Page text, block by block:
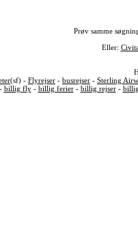
Prøv samme
Eller:
(sf) - Flyrejser - busrejser - Sterling
billig fly- billig ferier- billig rejser-